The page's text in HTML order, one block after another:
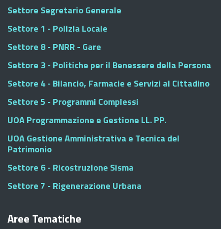
Settore Segretario Generale
Settore 1 - Polizia Locale
Settore 8 - PNRR - Gare
Settore 3 - Politiche per il Benessere della Persona
Settore 4 - Bilancio, Farmacie e Servizi al Cittadino
Settore 5 - Programmi Complessi
UOA Programmazione e Gestione LL. PP.
UOA Gestione Amministrativa e Tecnica del
Patrimonio
Settore 6 - Ricostruzione Sisma
Settore 7 - Rigenerazione Urbana
Aree Tematiche